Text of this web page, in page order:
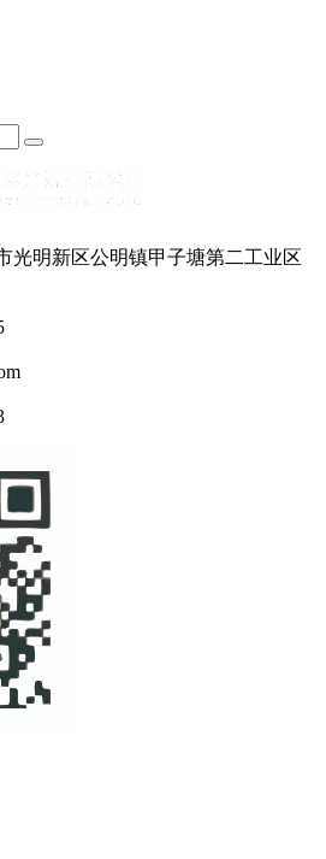
光明新区公明镇甲子塘第二工业区